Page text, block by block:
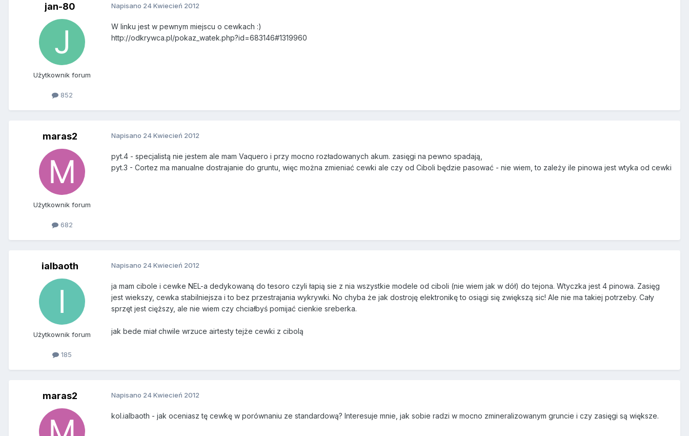
jan-80
Użytkownik forum
852
Napisano 24 Kwiecień 2012
W linku jest w pewnym miejscu o cewkach :)
http://odkrywca.pl/pokaz_watek.php?id=683146#1319960
maras2
Użytkownik forum
682
Napisano 24 Kwiecień 2012
pyt.4 - specjalistą nie jestem ale mam Vaquero i przy mocno rozładowanych akum. zasięgi na pewno spadają,
pyt.3 - Cortez ma manualne dostrajanie do gruntu, więc można zmieniać cewki ale czy od Ciboli będzie pasować - nie wiem, to zależy ile pinowa jest wtyka od cewki
ialbaoth
Użytkownik forum
185
Napisano 24 Kwiecień 2012
ja mam cibole i cewke NEL-a dedykowaną do tesoro czyli łapią sie z nia wszystkie modele od ciboli (nie wiem jak w dół) do tejona. Wtyczka jest 4 pinowa. Zasięg
jest wiekszy, cewka stabilniejsza i to bez przestrajania wykrywki. No chyba że jak dostroję elektronikę to osiągi się zwiększą sic! Ale nie ma takiej potrzeby. Cały
sprzęt jest cięższy, ale nie wiem czy chciałbyś pomijać cienkie sreberka.
jak bede miał chwile wrzuce airtesty tejże cewki z cibolą
maras2 Napisano 24 Kwiecień 2012
kol.ialbaoth - jak oceniasz tę cewkę w porównaniu ze standardową? Interesuje mnie, jak sobie radzi w mocno zmineralizowanym gruncie i czy zasięgi są większe.